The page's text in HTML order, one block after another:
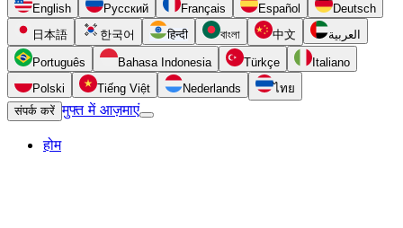
English Русский Français Español
Deutsch
日本語
한국어 हिन्दी বাংলা 中文 العربية
Português Bahasa Indonesia Türkçe
Italiano
Polski
Tiếng Việt Nederlands
ไทย
संपर्क करें मुफ्त में आज़माएं
होम